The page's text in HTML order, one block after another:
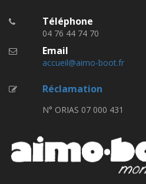
Téléphone
04 76 44 74 70
Email
accueil@aimo-boot.fr
Réclamation
N° ORIAS 07 000 431